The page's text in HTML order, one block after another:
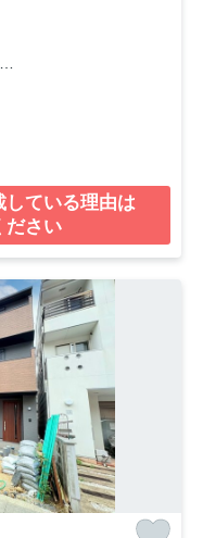
している理由は
ださい